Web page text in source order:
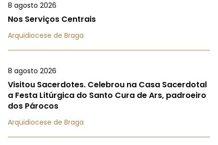
8 agosto 2026
Nos Serviços Centrais
Arquidiocese de Braga
8 agosto 2026
Visitou Sacerdotes. Celebrou na Casa Sacerdotal
a Festa Litúrgica do Santo Cura de Ars, padroeiro
dos Párocos
Arquidiocese de Braga